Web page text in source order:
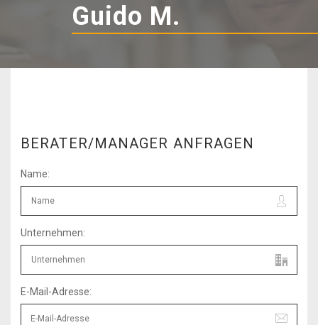
Guido M.
BERATER/MANAGER ANFRAGEN
Name:
Unternehmen:
E-Mail-Adresse: